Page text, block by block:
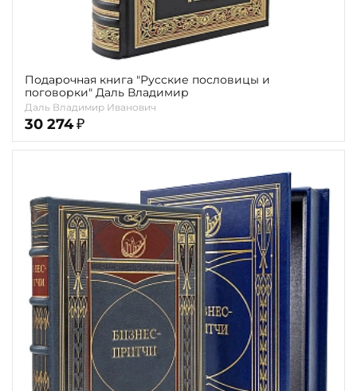
Подарочная книга "Русские пословицы и
поговорки" Даль Владимир
Даль Владимир Иванович
30 274 ₽